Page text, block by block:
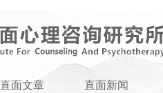
直面文章 直面新闻